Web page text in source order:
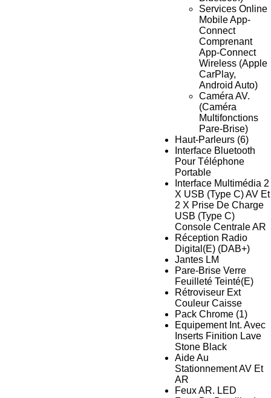
Services Online
Mobile App-
Connect
Comprenant
App-Connect
Wireless (Apple
CarPlay,
Android Auto)
Caméra AV.
(Caméra
Multifonctions
Pare-Brise)
Haut-Parleurs (6)
Interface Bluetooth
Pour Téléphone
Portable
Interface Multimédia 2
X USB (Type C) AV Et
2 X Prise De Charge
USB (Type C)
Console Centrale AR
Réception Radio
Digital(E) (DAB+)
Jantes LM
Pare-Brise Verre
Feuilleté Teinté(E)
Rétroviseur Ext
Couleur Caisse
Pack Chrome (1)
Equipement Int. Avec
Inserts Finition Lave
Stone Black
Aide Au
Stationnement AV Et
AR
Feux AR. LED